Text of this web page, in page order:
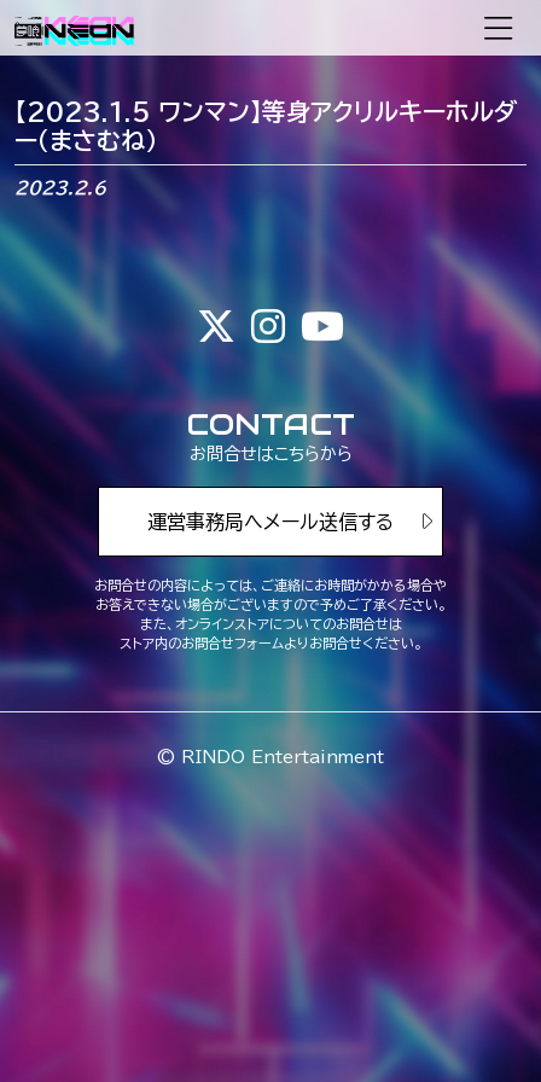
メインナビゲーション
【2023.1.5 ワンマン】等身アクリルキーホルダ
ー（まさむね）
2023.2.6
CONTACT
お問合せはこちらから
運営事務局へメール送信する
お問合せの内容によっては、ご連絡にお時間がかかる場合や
お答えできない場合がございますので予めご了承ください。
また、オンラインストアについてのお問合せは
ストア内のお問合せフォームよりお問合せください。
© RINDO Entertainment